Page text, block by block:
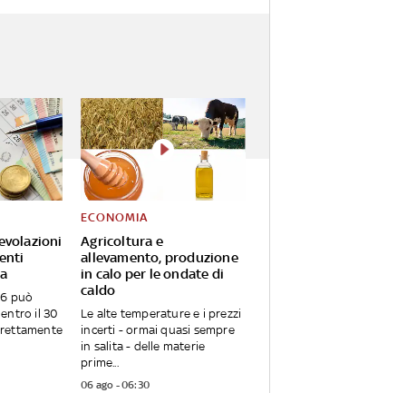
può
il 30
Agricoltura e
allevamento, produzione
in calo per le ondate di
caldo
ECONOMIA
Le alte temperature e i prezzi
incerti - ormai quasi sempre
in salita - delle materie
prime...
06 ago - 06:30